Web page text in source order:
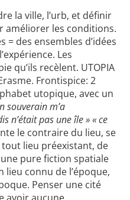
la ville, l’urb, et définir
améliorer les conditions.
= des ensembles d’idées
Les
qu’ils recèlent. UTOPIA
Frontispice: 2
utopique, avec un
souverain m’a
n’était pas une île » « ce
le contraire du lieu, se
lieu préexistant, de
pure fiction spatiale
lieu connu de l’époque,
Penser une cité